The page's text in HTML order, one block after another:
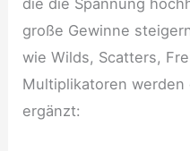
die die Spannung
große Gewinne
wie Wilds, Scatters,
Multiplikatoren
ergänzt: